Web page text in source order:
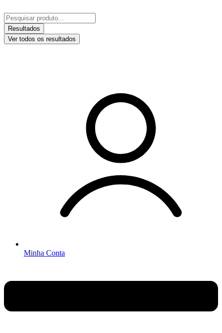
para
o
conteúdo
Pesquisar
...Resultados
Ver todos os resultados
Minha Conta